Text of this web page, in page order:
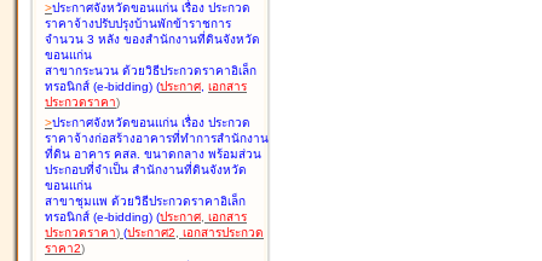
>ประกาศจังหวัดขอนแก่น เรื่อง ประกวด
ราคาจ้างปรับปรุงบ้านพักข้าราชการ
จำนวน 3 หลัง ของสำนักงานที่ดินจังหวัด
ขอนแก่น
สาขากระนวน ด้วยวิธีประกวดราคาอิเล็ก
ทรอนิกส์ (e-bidding) (ประกาศ, เอกสาร
ประกวดราคา)
>ประกาศจังหวัดขอนแก่น เรื่อง ประกวด
ราคาจ้างก่อสร้างอาคารที่ทำการสำนักงาน
ที่ดิน อาคาร คสล. ขนาดกลาง พร้อมส่วน
ประกอบที่จำเป็น สำนักงานที่ดินจังหวัด
ขอนแก่น
สาขาชุมแพ ด้วยวิธีประกวดราคาอิเล็ก
ทรอนิกส์ (e-bidding) (ประกาศ, เอกสาร
ประกวดราคา) (ประกาศ2, เอกสารประกวด
ราคา2)